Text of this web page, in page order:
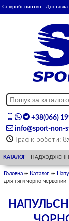
Співробітництво Доставка
+38(066)
info@sport-non-
Графік роботи:
КАТАЛОГ
Головна ➠ Каталог ➠
для тяги чорно-червоний